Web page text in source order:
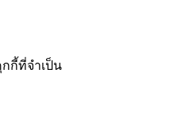
กี้ที่จำเป็น